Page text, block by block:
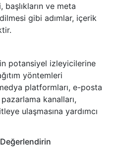
ve meta
gibi adımlar, içerik
potansiyel izleyicilerine
yöntemleri
platformları, e-posta
kanalları,
ulaşmasına yardımcı